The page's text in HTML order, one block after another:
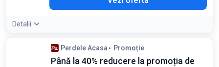
Detalii
Perdele Acasa Promoție
Până la 40% reducere la promoția de